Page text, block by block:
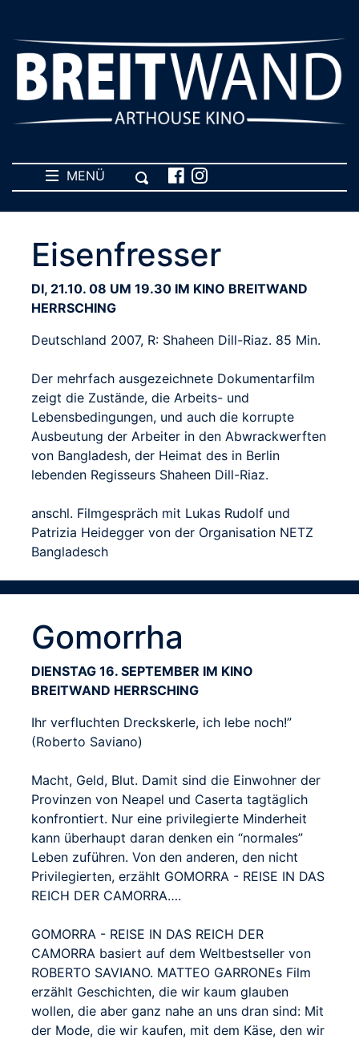
MENÜ
Eisenfresser
DI, 21.10. 08 UM 19.30 IM KINO BREITWAND
HERRSCHING
Deutschland 2007, R: Shaheen Dill-Riaz. 85 Min.
Der mehrfach ausgezeichnete Dokumentarfilm
zeigt die Zustände, die Arbeits- und
Lebensbedingungen, und auch die korrupte
Ausbeutung der Arbeiter in den Abwrackwerften
von Bangladesh, der Heimat des in Berlin
lebenden Regisseurs Shaheen Dill-Riaz.
anschl. Filmgespräch mit Lukas Rudolf und
Patrizia Heidegger von der Organisation NETZ
Bangladesch
Gomorrha
DIENSTAG 16. SEPTEMBER IM KINO
BREITWAND HERRSCHING
Ihr verfluchten Dreckskerle, ich lebe noch!”
(Roberto Saviano)
Macht, Geld, Blut. Damit sind die Einwohner der
Provinzen von Neapel und Caserta tagtäglich
konfrontiert. Nur eine privilegierte Minderheit
kann überhaupt daran denken ein “normales”
Leben zuführen. Von den anderen, den nicht
Privilegierten, erzählt GOMORRA - REISE IN DAS
REICH DER CAMORRA….
GOMORRA - REISE IN DAS REICH DER
CAMORRA basiert auf dem Weltbestseller von
ROBERTO SAVIANO. MATTEO GARRONEs Film
erzählt Geschichten, die wir kaum glauben
wollen, die aber ganz nahe an uns dran sind: Mit
der Mode, die wir kaufen, mit dem Käse, den wir